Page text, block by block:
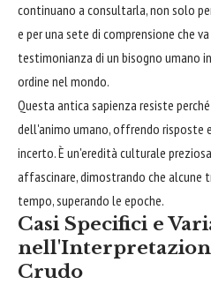
continuano a consultarla, non solo
e per una sete di comprensione che
testimonianza di un bisogno umano
ordine nel mondo.
Questa antica sapienza resiste
dell'animo umano, offrendo risposte
incerto. È un'eredità culturale
affascinare, dimostrando che alcune
tempo, superando le epoche.
Casi Specifici e
Crudo